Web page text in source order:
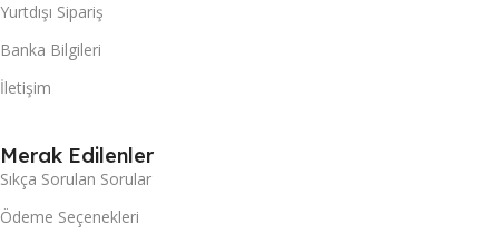
Yurtdışı Sipariş
Banka Bilgileri
İletişim
Merak Edilenler
Sıkça Sorulan Sorular
Ödeme Seçenekleri